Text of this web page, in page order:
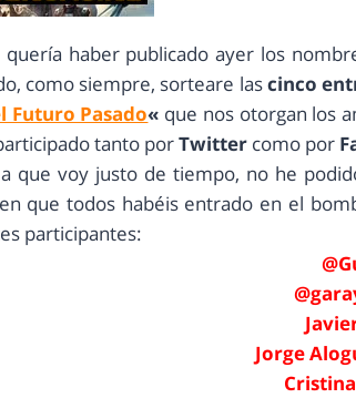
quería haber publicado ayer los
como siempre, sorteare lascinco
Futuro Pasado« que nos otorgan los
tanto porTwitter como por
que voy justo de tiempo, no he
que todos habéis entrado en el
participantes:
Jorge